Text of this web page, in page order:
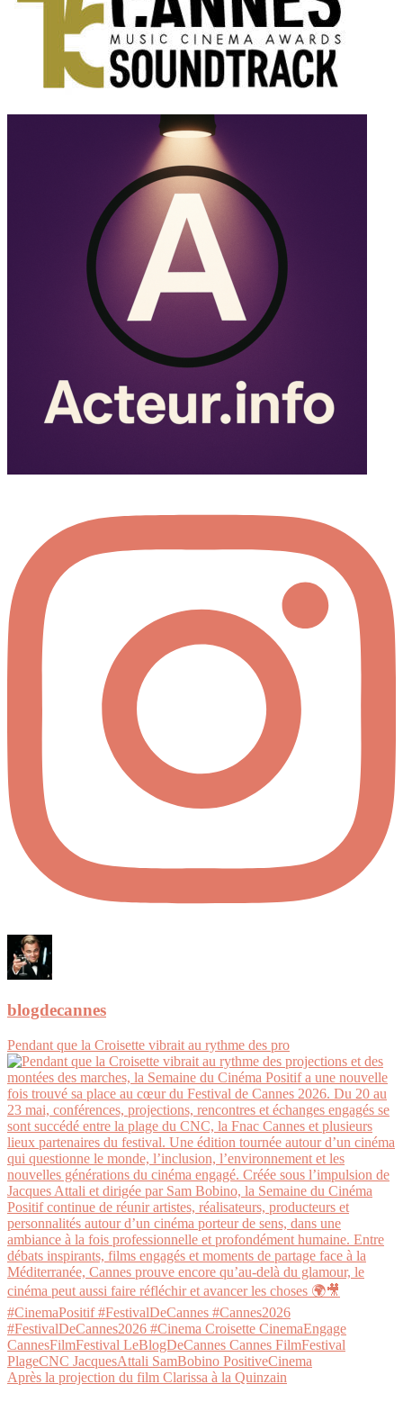
blogdecannes
Pendant que la Croisette vibrait au rythme des pro
Après la projection du film Clarissa à la Quinzain